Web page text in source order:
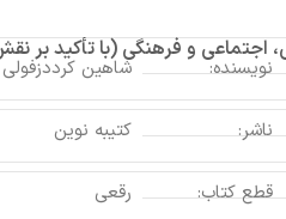
اجتماعی و فرهنگی (با تأکید بر
نویسنده: شاهین کرددزفولی
ناشر: کتیبه نوین
قطع کتاب: رقعی